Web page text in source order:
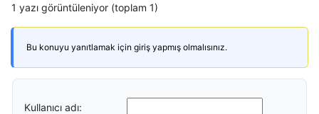
1 yazı görüntüleniyor (toplam 1)
Bu konuyu yanıtlamak için giriş yapmış olmalısınız.
Kullanıcı adı: